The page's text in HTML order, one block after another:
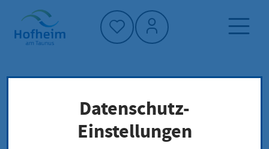
Startseite"
Dienstleistung-Finder
Lokale Anliegen
Pflegekinder: Hilfe zur Erziehung in
Datenschutz-
Einstellungen